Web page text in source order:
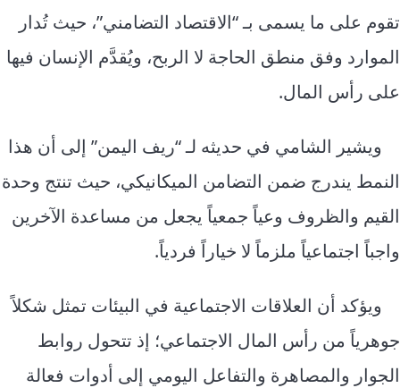
تقوم على ما يسمى بـ “الاقتصاد التضامني”، حيث تُدار
الموارد وفق منطق الحاجة لا الربح، ويُقدَّم الإنسان فيها
على رأس المال.
ويشير الشامي في حديثه لـ “ريف اليمن” إلى أن هذا
النمط يندرج ضمن التضامن الميكانيكي، حيث تنتج وحدة
القيم والظروف وعياً جمعياً يجعل من مساعدة الآخرين
واجباً اجتماعياً ملزماً لا خياراً فردياً.
ويؤكد أن العلاقات الاجتماعية في البيئات تمثل شكلاً
جوهرياً من رأس المال الاجتماعي؛ إذ تتحول روابط
الجوار والمصاهرة والتفاعل اليومي إلى أدوات فعالة